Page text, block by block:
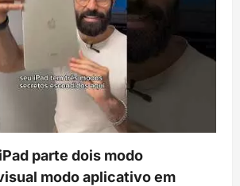
parte dois modo
modo aplicativo em